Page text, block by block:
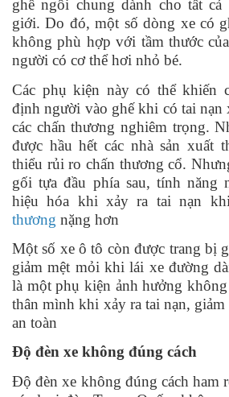
ghế ngồi chung dành cho tất
giới. Do đó, một số dòng xe có
không phù hợp với tầm thước
người có cơ thể hơi nhỏ bé.
Các phụ kiện này có thể khiến
định người vào ghế khi có tai nạn
các chấn thương nghiêm trọng.
được hầu hết các nhà sản xuất
thiểu rủi ro chấn thương cổ.
gối tựa đầu phía sau, tính năng
hiệu hóa khi xảy ra tai nạn
thương nặng hơn
Một số xe ô tô còn được trang bị
giảm mệt mỏi khi lái xe đường
là một phụ kiện ảnh hưởng
thân mình khi xảy ra tai nạn,
an toàn
Độ đèn xe không đúng cách
Độ đèn xe không đúng cách ham